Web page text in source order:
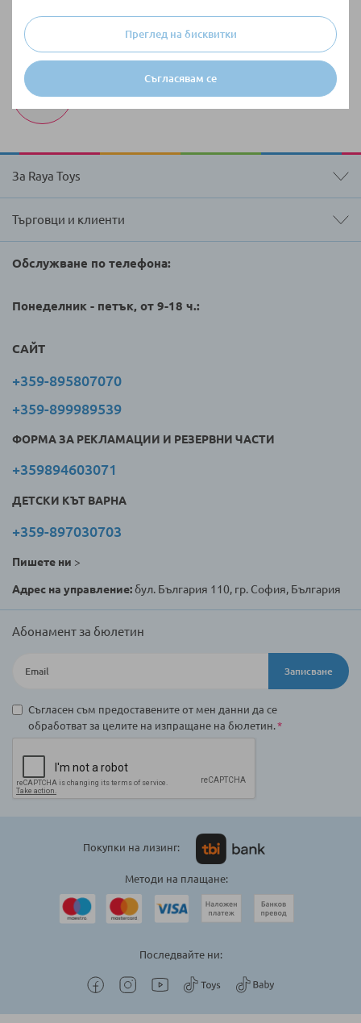
Съгласявам се
Преглед на бисквитки
Разнообразие от оригинални продукти винаги
Бърза доставка
Доставка до 3 работни дни на налична стока
За Raya Toys
Търговци и клиенти
Обслужване по телефона:
Понеделник - петък, от 9-18 ч.:
САЙТ
+359-895807070
+359-899989539
ФОРМА ЗА РЕКЛАМАЦИИ И РЕЗЕРВНИ ЧАСТИ
+359894603071
ДЕТСКИ КЪТ ВАРНА
+359-897030703
Пишете ни >
Адрес на управление:бул. България 110, гр. София, България
Абонамент за бюлетин
Записване
Съгласен съм предоставените от мен данни да се
обработват за целите на изпращане на бюлетин.
Покупки на лизинг:
Методи на плащане:
Последвайте ни: